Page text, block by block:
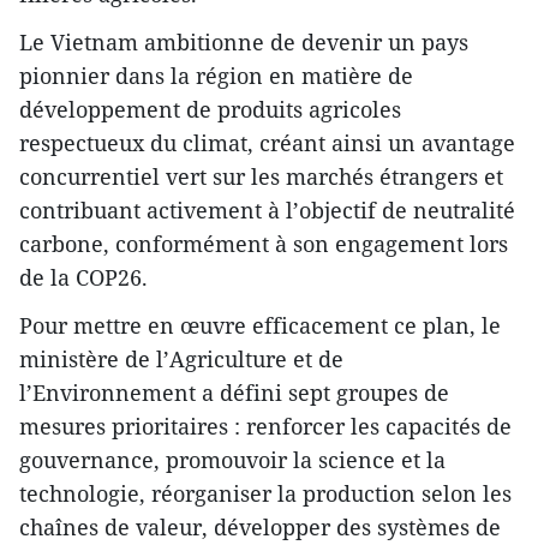
Le Vietnam ambitionne de devenir un pays
pionnier dans la région en matière de
développement de produits agricoles
respectueux du climat, créant ainsi un avantage
concurrentiel vert sur les marchés étrangers et
contribuant activement à l’objectif de neutralité
carbone, conformément à son engagement lors
de la COP26.
Pour mettre en œuvre efficacement ce plan, le
ministère de l’Agriculture et de
l’Environnement a défini sept groupes de
mesures prioritaires : renforcer les capacités de
gouvernance, promouvoir la science et la
technologie, réorganiser la production selon les
chaînes de valeur, développer des systèmes de